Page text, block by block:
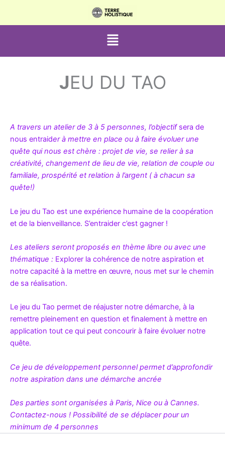
Menu
JEU DU TAO
A travers un atelier de 3 à 5 personnes, l’objectif sera de
nous entraider à mettre en place ou à faire évoluer une
quête qui nous est chère : projet de vie, se relier à sa
créativité, changement de lieu de vie, relation de couple ou
familiale, prospérité et relation à l’argent ( à chacun sa
quête!)
Le jeu du Tao est une expérience humaine de la coopération
et de la bienveillance. S’entraider c’est gagner !
Les ateliers seront proposés en thème libre ou avec une
thématique : Explorer la cohérence de notre aspiration et
notre capacité à la mettre en œuvre, nous met sur le chemin
de sa réalisation.
Le jeu du Tao permet de réajuster notre démarche, à la
remettre pleinement en question et finalement à mettre en
application tout ce qui peut concourir à faire évoluer notre
quête.
Ce jeu de développement personnel permet d’approfondir
notre aspiration dans une démarche ancrée
Des parties sont organisées à Paris, Nice ou à Cannes.
Contactez-nous ! Possibilité de se déplacer pour un
minimum de 4 personnes